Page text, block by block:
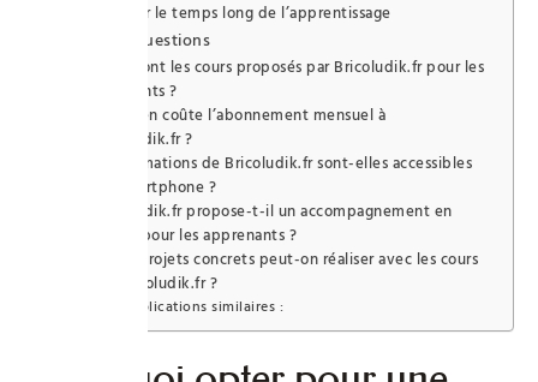
Intégrer le temps long de l’apprentissage
Foire Aux Questions
Quels sont les cours proposés par Bricoludik.fr pour les
débutants ?
Combien coûte l’abonnement mensuel à
Bricoludik.fr ?
Les formations de Bricoludik.fr sont-elles accessibles
sur smartphone ?
Bricoludik.fr propose-t-il un accompagnement en
direct pour les apprenants ?
Quels projets concrets peut-on réaliser avec les cours
de Bricoludik.fr ?
Publications similaires :